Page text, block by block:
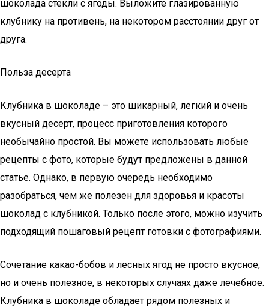
шоколада стекли с ягоды. Выложите глазированную
клубнику на противень, на некотором расстоянии друг от
друга.
Польза десерта
Клубника в шоколаде – это шикарный, легкий и очень
вкусный десерт, процесс приготовления которого
необычайно простой. Вы можете использовать любые
рецепты с фото, которые будут предложены в данной
статье. Однако, в первую очередь необходимо
разобраться, чем же полезен для здоровья и красоты
шоколад с клубникой. Только после этого, можно изучить
подходящий пошаговый рецепт готовки с фотографиями.
Сочетание какао-бобов и лесных ягод не просто вкусное,
но и очень полезное, в некоторых случаях даже лечебное.
Клубника в шоколаде обладает рядом полезных и